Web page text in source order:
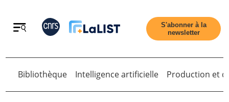
Retour
S'abonner à la
newsletter
Retour
Bibliothèque Intelligence artificielle Production et